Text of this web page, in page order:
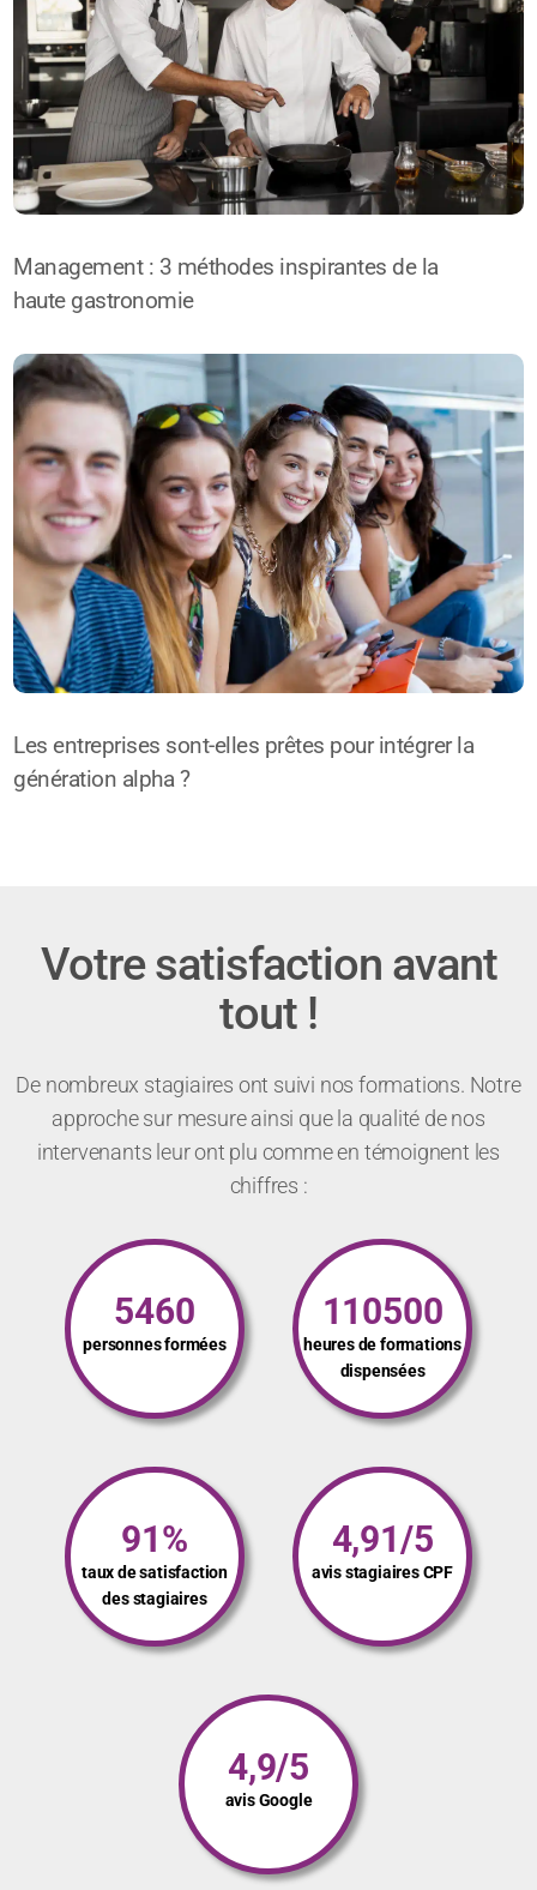
Management : 3 méthodes inspirantes de la
haute gastronomie
Les entreprises sont-elles prêtes pour intégrer la
génération alpha ?
Votre satisfaction avant
tout !
De nombreux stagiaires ont suivi nos formations. Notre
approche sur mesure ainsi que la qualité de nos
intervenants leur ont plu comme en témoignent les
chiffres :
5460
personnes formées
110500
heures de formations
dispensées
91%
taux de satisfaction
des stagiaires
4,91/5
avis stagiaires CPF
4,9/5
avis Google